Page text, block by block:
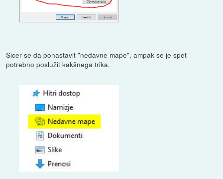
Sicer se da ponastavit "nedavne mape", ampak se je spet
potrebno poslužit kakšnega trika.